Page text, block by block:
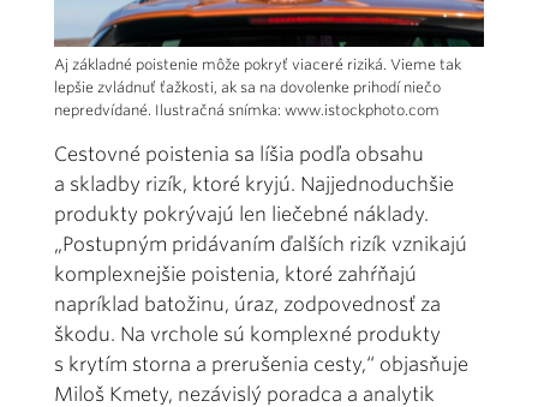
Aj základné poistenie môže pokryť viaceré riziká. Vieme tak
lepšie zvládnuť ťažkosti, ak sa na dovolenke prihodí niečo
nepredvídané. Ilustračná snímka: www.istockphoto.com
Cestovné poistenia sa líšia podľa obsahu
a skladby rizík, ktoré kryjú. Najjednoduchšie
produkty pokrývajú len liečebné náklady.
„Postupným pridávaním ďalších rizík vznikajú
komplexnejšie poistenia, ktoré zahŕňajú
napríklad batožinu, úraz, zodpovednosť za
škodu. Na vrchole sú komplexné produkty
s krytím storna a prerušenia cesty,“ objasňuje
Miloš Kmety, nezávislý poradca a analytik